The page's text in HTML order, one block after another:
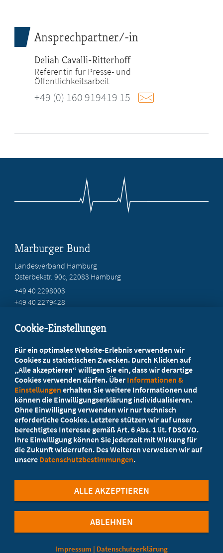
Ansprechpartner/-in
Deliah Cavalli-Ritterhoff
Referentin für Presse- und
Öffentlichkeitsarbeit
+49 (0) 160 919419 15
Marburger Bund
Landesverband Hamburg
Osterbekstr. 90c, 22083 Hamburg
+49 40 2298003
+49 40 2279428
Ihr Landesverband berät Sie!
Ansprechpartner
Werden Sie jetzt Mitglied
5 Vorteile einer MB-Mitgliedschaft
©Marburger Bund
Cookie-Einstellungen Datenschutzerklärung
Cookie-Einstellungen
Für ein optimales Website-Erlebnis verwenden wir
Cookies zu statistischen Zwecken. Durch Klicken auf
„Alle akzeptieren“ willigen Sie ein, dass wir derartige
Cookies verwenden dürfen. Über Informationen &
Einstellungen erhalten Sie weitere Informationen und
können die Einwilligungserklärung individualisieren.
Ohne Einwilligung verwenden wir nur technisch
erforderliche Cookies. Letztere stützen wir auf unser
berechtigtes Interesse gemäß Art. 6 Abs. 1 lit. f DSGVO.
Ihre Einwilligung können Sie jederzeit mit Wirkung für
die Zukunft widerrufen. Des Weiteren verweisen wir auf
unsere Datenschutzbestimmungen.
ABLEHNEN
ALLE AKZEPTIEREN
Impressum | Datenschutzerklärung